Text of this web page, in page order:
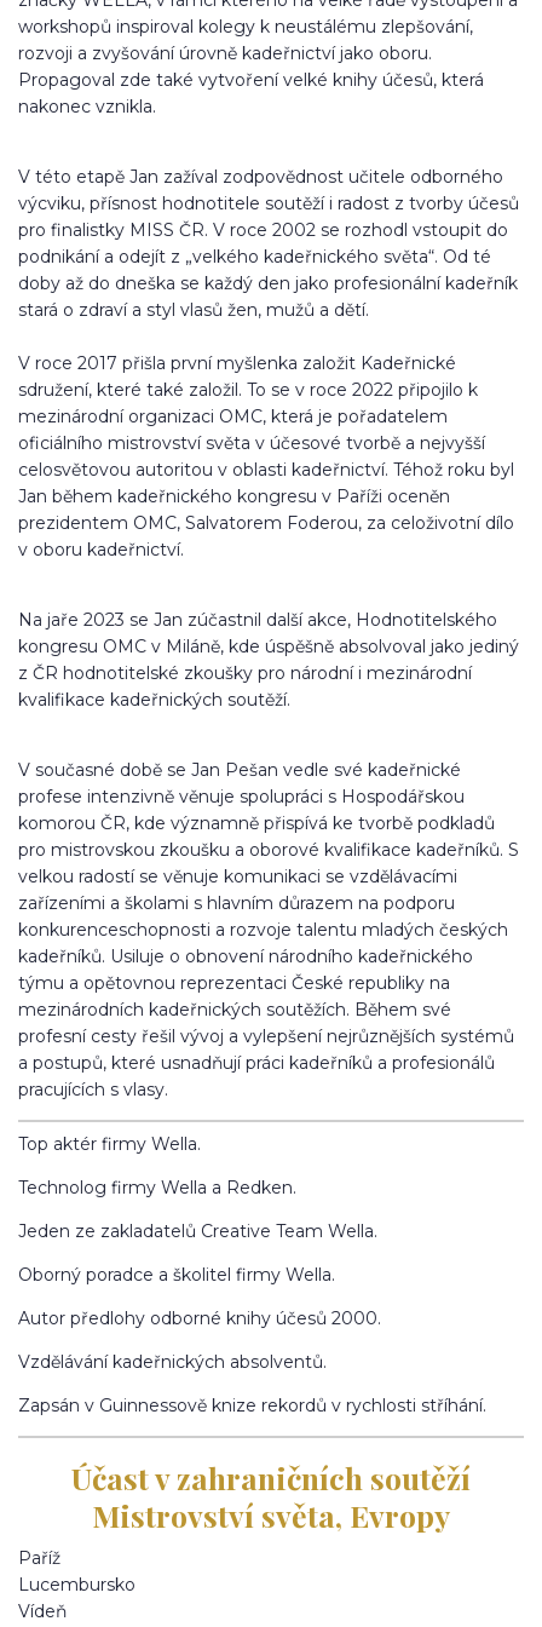
workshopů inspiroval kolegy k neustálému zlepšování,
rozvoji a zvyšování úrovně kadeřnictví jako oboru.
Propagoval zde také vytvoření velké knihy účesů, která
nakonec vznikla.
V této etapě Jan zažíval zodpovědnost učitele odborného
výcviku, přísnost hodnotitele soutěží i radost z tvorby účesů
pro finalistky MISS ČR. V roce 2002 se rozhodl vstoupit do
podnikání a odejít z „velkého kadeřnického světa“. Od té
doby až do dneška se každý den jako profesionální kadeřník
stará o zdraví a styl vlasů žen, mužů a dětí.
V roce 2017 přišla první myšlenka založit Kadeřnické
sdružení, které také založil. To se v roce 2022 připojilo k
mezinárodní organizaci OMC, která je pořadatelem
oficiálního mistrovství světa v účesové tvorbě a nejvyšší
celosvětovou autoritou v oblasti kadeřnictví. Téhož roku byl
Jan během kadeřnického kongresu v Paříži oceněn
prezidentem OMC, Salvatorem Foderou, za celoživotní dílo
v oboru kadeřnictví.
Na jaře 2023 se Jan zúčastnil další akce, Hodnotitelského
kongresu OMC v Miláně, kde úspěšně absolvoval jako jediný
z ČR hodnotitelské zkoušky pro národní i mezinárodní
kvalifikace kadeřnických soutěží.
V současné době se Jan Pešan vedle své kadeřnické
profese intenzivně věnuje spolupráci s Hospodářskou
komorou ČR, kde významně přispívá ke tvorbě podkladů
pro mistrovskou zkoušku a oborové kvalifikace kadeřníků. S
velkou radostí se věnuje komunikaci se vzdělávacími
zařízeními a školami s hlavním důrazem na podporu
konkurenceschopnosti a rozvoje talentu mladých českých
kadeřníků. Usiluje o obnovení národního kadeřnického
týmu a opětovnou reprezentaci České republiky na
mezinárodních kadeřnických soutěžích. Během své
profesní cesty řešil vývoj a vylepšení nejrůznějších systémů
a postupů, které usnadňují práci kadeřníků a profesionálů
pracujících s vlasy.
Top aktér firmy Wella.
Technolog firmy Wella a Redken.
Jeden ze zakladatelů Creative Team Wella.
Oborný poradce a školitel firmy Wella.
Autor předlohy odborné knihy účesů 2000.
Vzdělávání kadeřnických absolventů.
Zapsán v Guinnessově knize rekordů v rychlosti stříhání.
Účast v zahraničních soutěží
Mistrovství světa, Evropy
Paříž
Lucembursko
Vídeň